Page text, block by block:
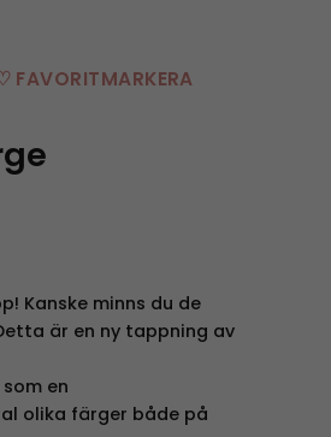
FAVORITMARKERA
Kanske minns du de
är en ny tappning av
en
olika färger både på